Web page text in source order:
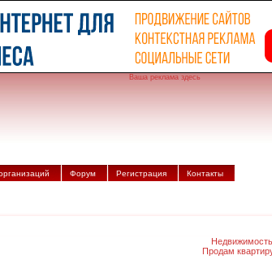
Ваша реклама здесь
Форум Регистрация Контакты
Продам